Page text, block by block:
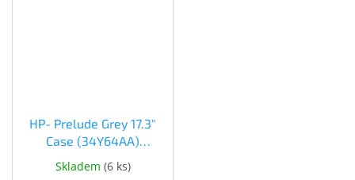
HP- Prelude Grey 17.3"
Case (34Y64AA)
(34Y64AA)
Skladem (6 ks)